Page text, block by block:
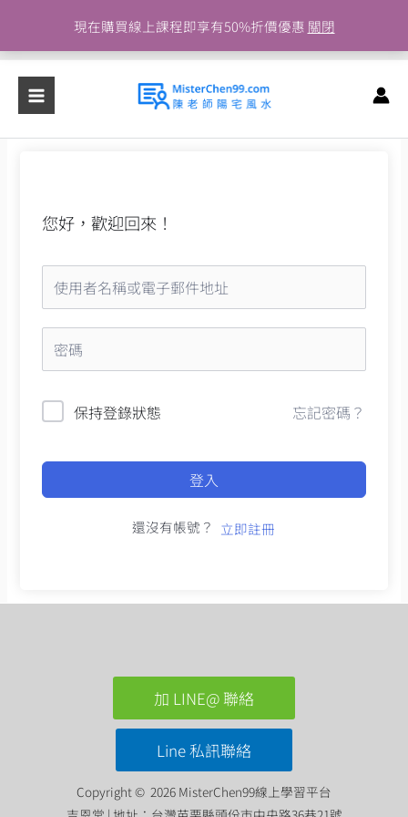
現在購買線上課程即享有50%折價優惠 關閉
主
容
您好，歡迎回來！
保持登錄狀態 忘記密碼？
登入
還沒有帳號？ 立即註冊
加 LINE@ 聯絡
Line 私訊聯絡
Copyright © 2026 MisterChen99線上學習平台